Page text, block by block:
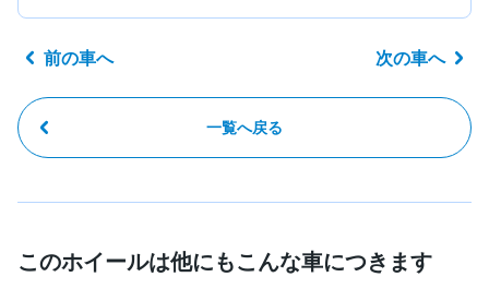
前の車へ
一覧へ戻る
次の車へ
このホイールは他にもこんな車につきます